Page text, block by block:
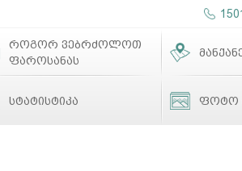
1501
როგორ ვებრძოლოთ
ფაროსანას
სტატისტიკა ფოტო